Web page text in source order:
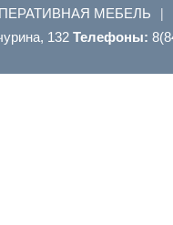
МЕБЕЛЬ |
132 Телефоны: